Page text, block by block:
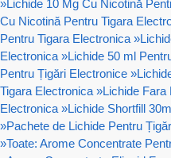
»Lichide 10 Mg Cu Nicotină
Cu Nicotină Pentru Tigara
Pentru Tigara Electronica »
Electronica »Lichide 50 ml
Pentru Țigări Electronice »
Tigara Electronica »Lichide Fara
Electronica »Lichide Shortfill
»Pachete de Lichide Pentru
»Toate: Arome Concentrate